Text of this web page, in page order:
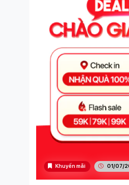
Khuyến mãi 01/07/